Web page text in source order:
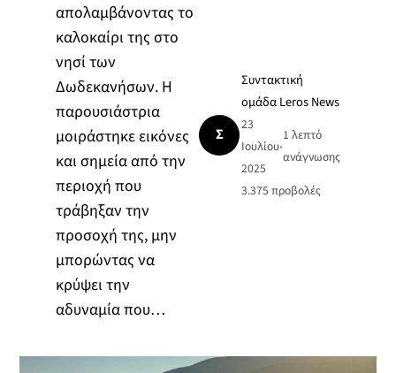
απολαμβάνοντας το
καλοκαίρι της στο
νησί των
Δωδεκανήσων. Η
παρουσιάστρια
μοιράστηκε εικόνες
και σημεία από την
περιοχή που
τράβηξαν την
προσοχή της, μην
μπορώντας να
κρύψει την
αδυναμία που…
Σ
Συντακτική
ομάδα Leros News
23
Ιουλίου
2025
•
1 λεπτό
ανάγνωσης
3.375 προβολές